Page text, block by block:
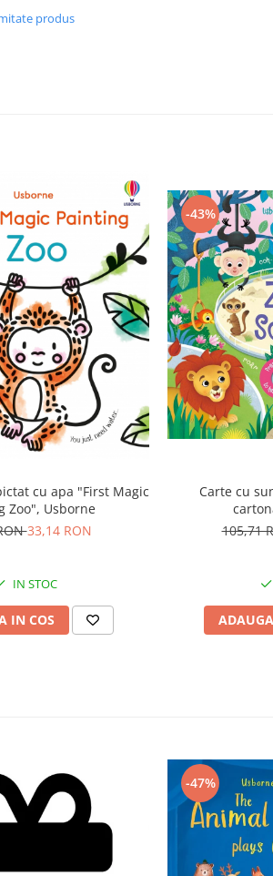
produs
cu apa "First Magic
Zoo", Usborne
33,14 RON
IN STOC
IN COS
-43%
Carte cu
105,71
-47%